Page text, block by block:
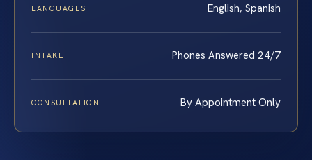
LANGUAGES English, Spanish
INTAKE Phones Answered 24/7
CONSULTATION By Appointment Only